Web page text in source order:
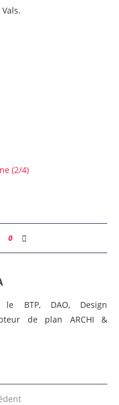
(2/4)
0
le BTP, DAO, Design
de plan ARCHI &